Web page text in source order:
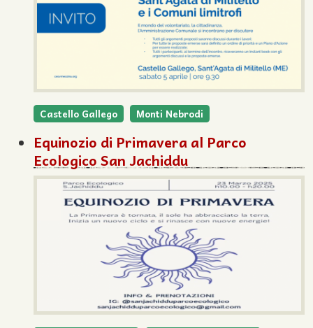
Castello Gallego Monti Nebrodi
Equinozio di Primavera al Parco
Ecologico San Jachiddu